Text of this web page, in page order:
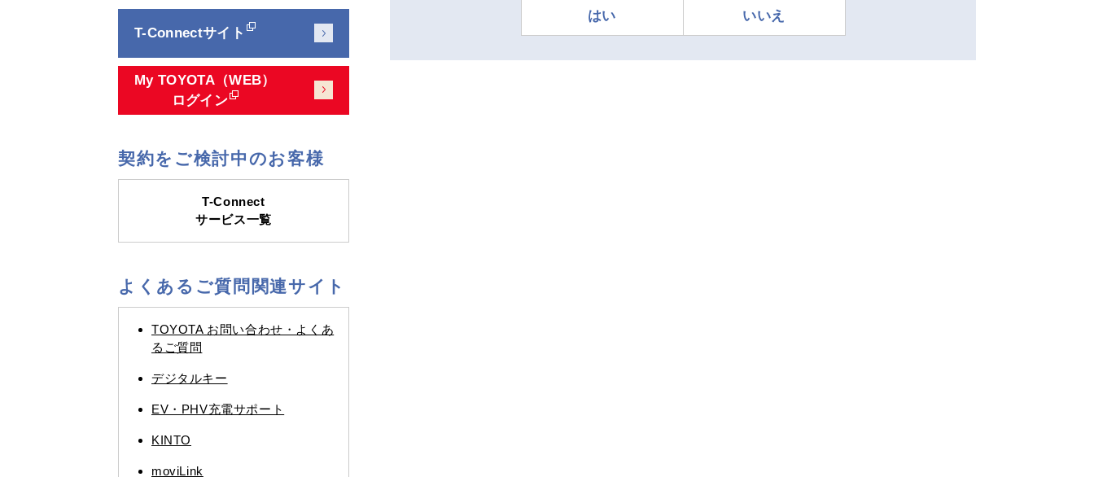
はい いいえ
T-Connectサイト
My TOYOTA（WEB）
ログイン
契約をご検討中のお客様
T-Connect
サービス一覧
よくあるご質問関連サイト
TOYOTA お問い合わせ・よくあ
るご質問
デジタルキー
EV・PHV充電サポート
KINTO
moviLink